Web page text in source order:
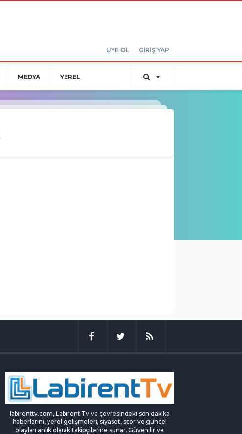
ÜYE OL GİRİŞ YAP
MEDYA YEREL
labirenttv.com, Labirent Tv ve çevresindeki son dakika
haberlerini, yerel gelişmeleri, siyaset, spor ve güncel
olayları anlık olarak takipçilerine sunar. Güvenilir ve